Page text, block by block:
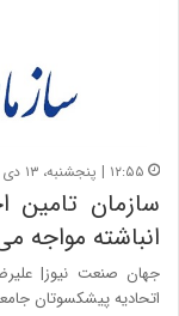
۱۲:۵۵ | پنجشنبه، ۱۳ دی ۱۳۹۷
انباشته مواجه
جهان صنعت نیوز|
اتحادیه پیشکسوتان